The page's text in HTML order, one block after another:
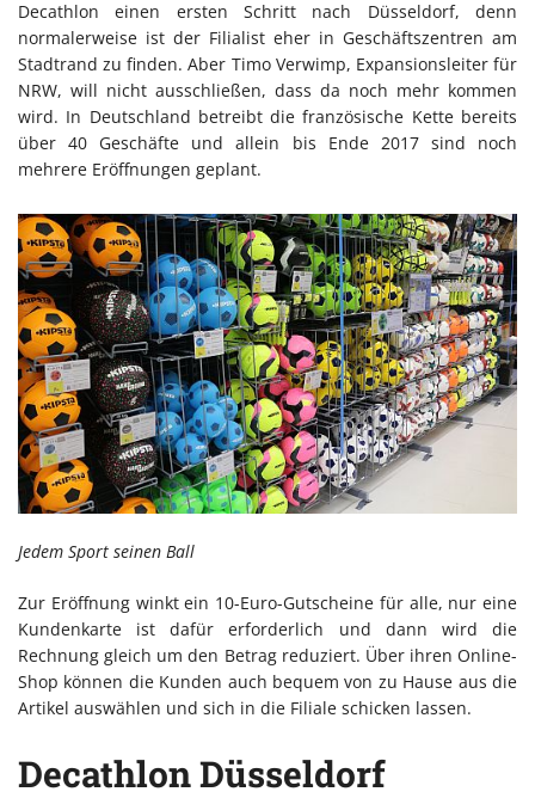
Decathlon einen ersten Schritt nach Düsseldorf, denn
normalerweise ist der Filialist eher in Geschäftszentren am
Stadtrand zu finden. Aber Timo Verwimp, Expansionsleiter für
NRW, will nicht ausschließen, dass da noch mehr kommen
wird. In Deutschland betreibt die französische Kette bereits
über 40 Geschäfte und allein bis Ende 2017 sind noch
mehrere Eröffnungen geplant.
Jedem Sport seinen Ball
Zur Eröffnung winkt ein 10-Euro-Gutscheine für alle, nur eine
Kundenkarte ist dafür erforderlich und dann wird die
Rechnung gleich um den Betrag reduziert. Über ihren Online-
Shop können die Kunden auch bequem von zu Hause aus die
Artikel auswählen und sich in die Filiale schicken lassen.
Decathlon Düsseldorf